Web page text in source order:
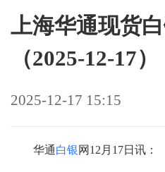
上海华通现货
（2025-12-17）
2025-12-17 15:15
华通白银 网12月17日讯：